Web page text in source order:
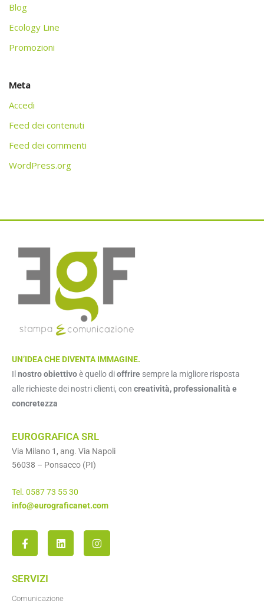
Blog
Ecology Line
Promozioni
Meta
Accedi
Feed dei contenuti
Feed dei commenti
WordPress.org
UN’IDEA CHE DIVENTA IMMAGINE.
Il nostro obiettivoè quello dioffrire sempre la migliore risposta
alle richieste dei nostri clienti, con creatività, professionalità e
concretezza
EUROGRAFICA SRL
Via Milano 1, ang. Via Napoli
56038 – Ponsacco (PI)
Tel. 0587 73 55 30
info@eurograficanet.com
SERVIZI
Comunicazione